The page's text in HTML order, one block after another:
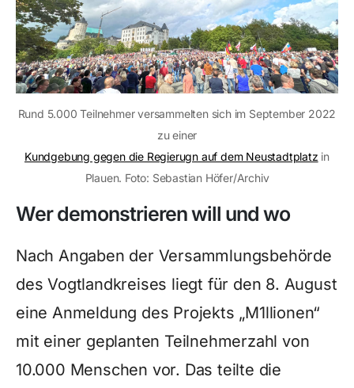
Rund 5.000 Teilnehmer versammelten sich im September 2022
zu einer
Kundgebung gegen die Regierugn auf dem Neustadtplatz in
Plauen. Foto: Sebastian Höfer/Archiv
Wer demonstrieren will und wo
Nach Angaben der Versammlungsbehörde
des Vogtlandkreises liegt für den 8. August
eine Anmeldung des Projekts „M1llionen“
mit einer geplanten Teilnehmerzahl von
10.000 Menschen vor. Das teilte die